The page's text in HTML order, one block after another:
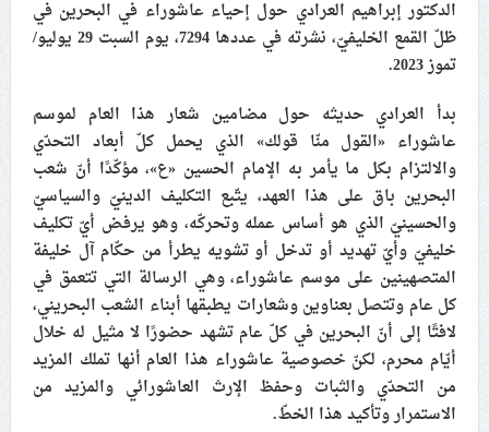
علماء البحرين: طلب الترخيص والإجازة من السلطة في
ممارسة الشعائر الحسينيّة هو في حقيقته محاربة لقضيّة
لجنة مراسم الوداع والتشييع ومواراة الجثمان للإمام الشهيد
السيّد علي الحسيني الخامنئي تنشر تفاصيل التشييع في
إيران والعراق
الدكتور إبراهيم العرادي حول إحياء عاشوراء في البحرين في
ظلّ القمع الخليفيّ، نشرته في عددها 7294، يوم السبت 29 يوليو/
تموز 2023.
بدأ العرادي حديثه حول مضامين شعار هذا العام لموسم
عاشوراء «القول منّا قولك» الذي يحمل كلّ أبعاد التحدّي
والالتزام بكل ما يأمر به الإمام الحسين «ع»، مؤكّدًا أنّ شعب
البحرين باق على هذا العهد، يتّبع التكليف الدينيّ والسياسيّ
والحسينيّ الذي هو أساس عمله وتحركّه، وهو يرفض أيّ تكليف
خليفيّ وأيّ تهديد أو تدخل أو تشويه يطرأ من حكّام آل خليفة
المتصهينين على موسم عاشوراء، وهي الرسالة التي تتعمق في
كل عام وتتصل بعناوين وشعارات يطبقها أبناء الشعب البحريني،
لافتًا إلى أنّ البحرين في كلّ عام تشهد حضورًا لا مثيل له خلال
أيّام محرم، لكنّ خصوصية عاشوراء هذا العام أنها تملك المزيد
من التحدّي والثبات وحفظ الإرث العاشورائي والمزيد من
الاستمرار وتأكيد هذا الخطّ.